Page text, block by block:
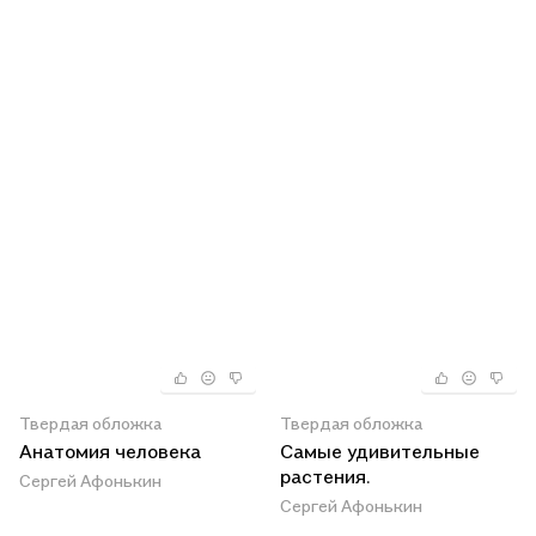
Твердая обложка
Анатомия человека
Сергей Афонькин
Твердая обложка
Самые удивительные
растения.
Сергей Афонькин